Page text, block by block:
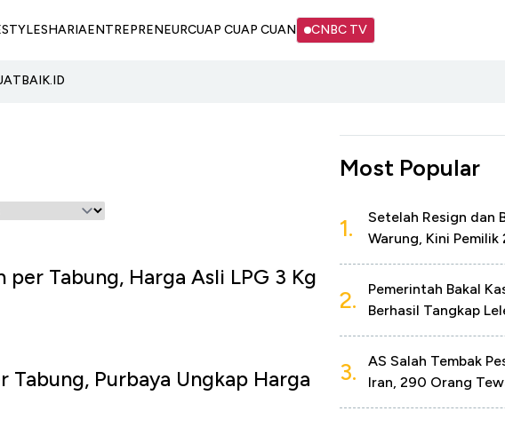
SHARIAENTREPRENEURCUAP CUAP CUAN CNBC TV
per Tabung, Harga Asli LPG 3 Kg
Tabung, Purbaya Ungkap Harga
Most Popular
1.
Setelah Resign dan
Warung, Kini
2.
Pemerintah Bakal
Berhasil Tangkap
3.
AS Salah Tembak
Iran, 290 Orang